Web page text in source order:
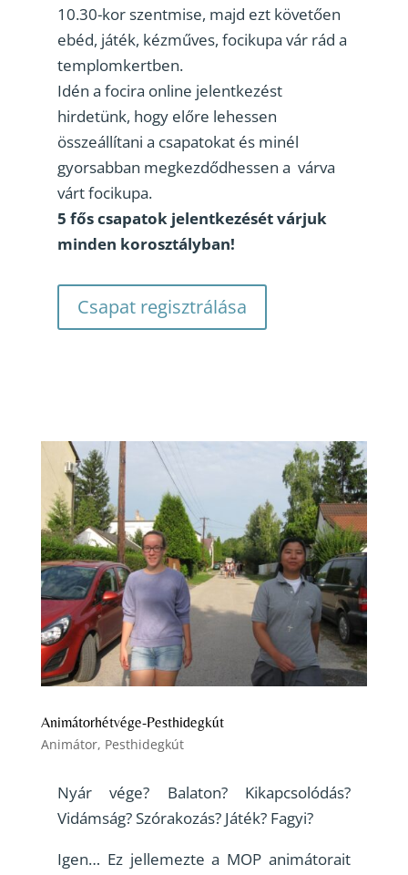
10.30-kor szentmise, majd ezt követően
ebéd, játék, kézműves, focikupa vár rád a
templomkertben.
Idén a focira online jelentkezést
hirdetünk, hogy előre lehessen
összeállítani a csapatokat és minél
gyorsabban megkezdődhessen a várva
várt focikupa.
5 fős csapatok jelentkezését várjuk
minden korosztályban!
Csapat regisztrálása
Animátorhétvége-Pesthidegkút
Animátor, Pesthidegkút
Nyár vége? Balaton? Kikapcsolódás?
Vidámság? Szórakozás? Játék? Fagyi?
Igen… Ez jellemezte a MOP animátorait